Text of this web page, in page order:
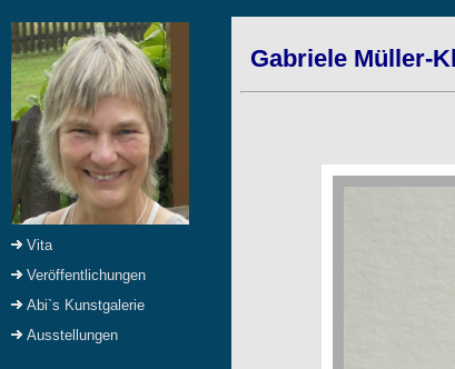
Vita
Veröffentlichungen
Abi`s Kunstgalerie
Ausstellungen
Gabriele Müller-